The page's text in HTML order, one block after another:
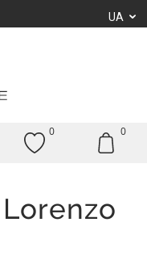
UA
0 0
Lorenzo